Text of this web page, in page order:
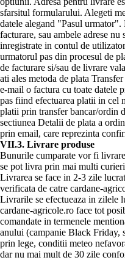
sfarsitul formularului. Alegeti
datele alegand "Pasul urmator".
facturare, sau ambele adrese nu
inregistrate in contul de
urmatorul pas din procesul de
de facturare si/sau de livrare
ati ales metoda de plata
e-mail o factura cu toate datele
pas fiind efectuarea platii in cel
platii prin transfer bancar/ordin
sectiunea Detalii de plata a
prin email, care reprezinta
VII.3. Livrare produse
Bunurile cumparate vor fi
se pot livra prin mai multi
Livrarea se face in 2-3 zile
verificata de catre cardane-
Livrarile se efectueaza in zilele
cardane-agricole.ro face tot
comandate in termenele
anului (campanie Black Friday,
prin lege, conditii meteo
dar nu mai mult de 30 zile